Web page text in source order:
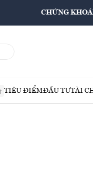
CHỨNG
TIÊU ĐIỂMĐẦU TƯTÀI